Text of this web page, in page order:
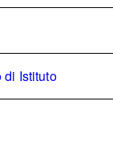
Istituto